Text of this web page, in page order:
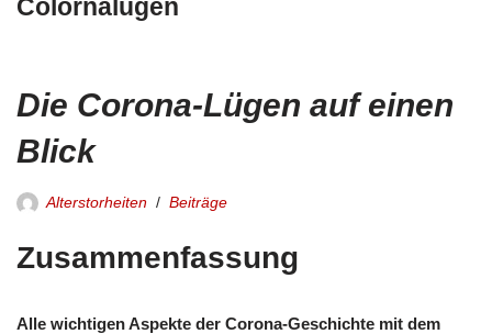
Colornalügen
Die Corona-Lügen auf einen
Blick
Alterstorheiten Beiträge
Zusammenfassung
Alle wichtigen Aspekte der Corona-Geschichte mit dem